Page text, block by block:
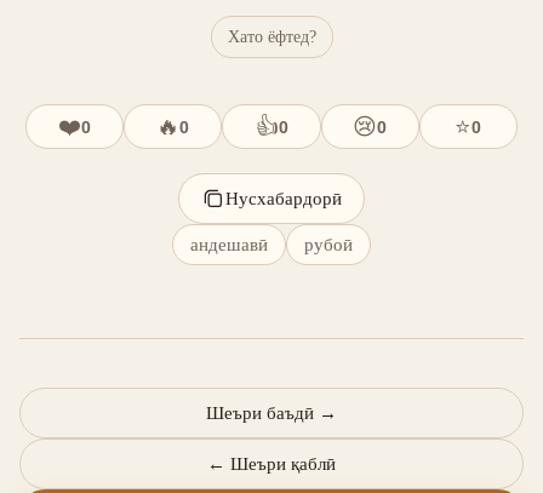
Хато ёфтед?
❤️0 🔥0 👍0 😢0 ⭐0
Нусхабардорӣ
андешавӣ рубоӣ
← Шеъри қаблӣ
Шеъри баъдӣ →